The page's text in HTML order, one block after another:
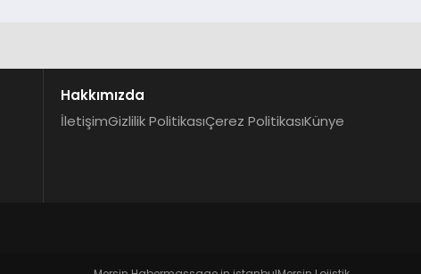
Hakkımızda
İletişimGizlilik PolitikasıÇerez PolitikasıKünye